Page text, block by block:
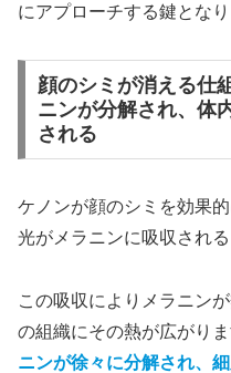
にアプローチする鍵となり
顔のシミが消える仕
ニンが分解され、体
される
ケノンが顔のシミを効果
光がメラニンに吸収され
この吸収によりメラニン
の組織にその熱が広がり
ニンが徐々に分解され、